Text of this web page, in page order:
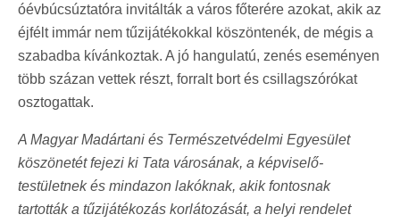
óévbúcsúztatóra invitálták a város főterére azokat, akik az
éjfélt immár nem tűzijátékokkal köszöntenék, de mégis a
szabadba kívánkoztak. A jó hangulatú, zenés eseményen
több százan vettek részt, forralt bort és csillagszórókat
osztogattak.
A Magyar Madártani és Természetvédelmi Egyesület
köszönetét fejezi ki Tata városának, a képviselő-
testületnek és mindazon lakóknak, akik fontosnak
tartották a tűzijátékozás korlátozását, a helyi rendelet